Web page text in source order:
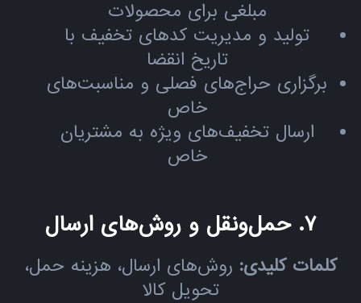
مبلغی برای محصولات
تولید و مدیریت کدهای تخفیف با
تاریخ انقضا
برگزاری حراج‌های فصلی و مناسبت‌های
خاص
ارسال تخفیف‌های ویژه به مشتریان
خاص
۷. حمل‌ونقل و روش‌های ارسال
کلمات کلیدی: روش‌های ارسال، هزینه حمل،
تحویل کالا